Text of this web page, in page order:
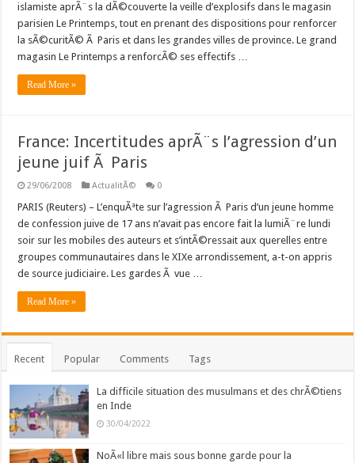
islamiste aprÃ¨s la dÃ©couverte la veille d’explosifs dans le magasin
parisien Le Printemps, tout en prenant des dispositions pour renforcer
la sÃ©curitÃ© Ã Paris et dans les grandes villes de province. Le grand
magasin Le Printemps a renforcÃ© ses effectifs …
Read More »
France: Incertitudes aprÃ¨s l’agression d’un
jeune juif Ã Paris
29/06/2008 ActualitÃ© 0
PARIS (Reuters) – L’enquÃªte sur l’agression Ã Paris d’un jeune homme
de confession juive de 17 ans n’avait pas encore fait la lumiÃ¨re lundi
soir sur les mobiles des auteurs et s’intÃ©ressait aux querelles entre
groupes communautaires dans le XIXe arrondissement, a-t-on appris
de source judiciaire. Les gardes Ã vue …
Read More »
Recent Popular Comments Tags
La difficile situation des musulmans et des chrÃ©tiens
en Inde
30/04/2022
NoÃ«l libre mais sous bonne garde pour la